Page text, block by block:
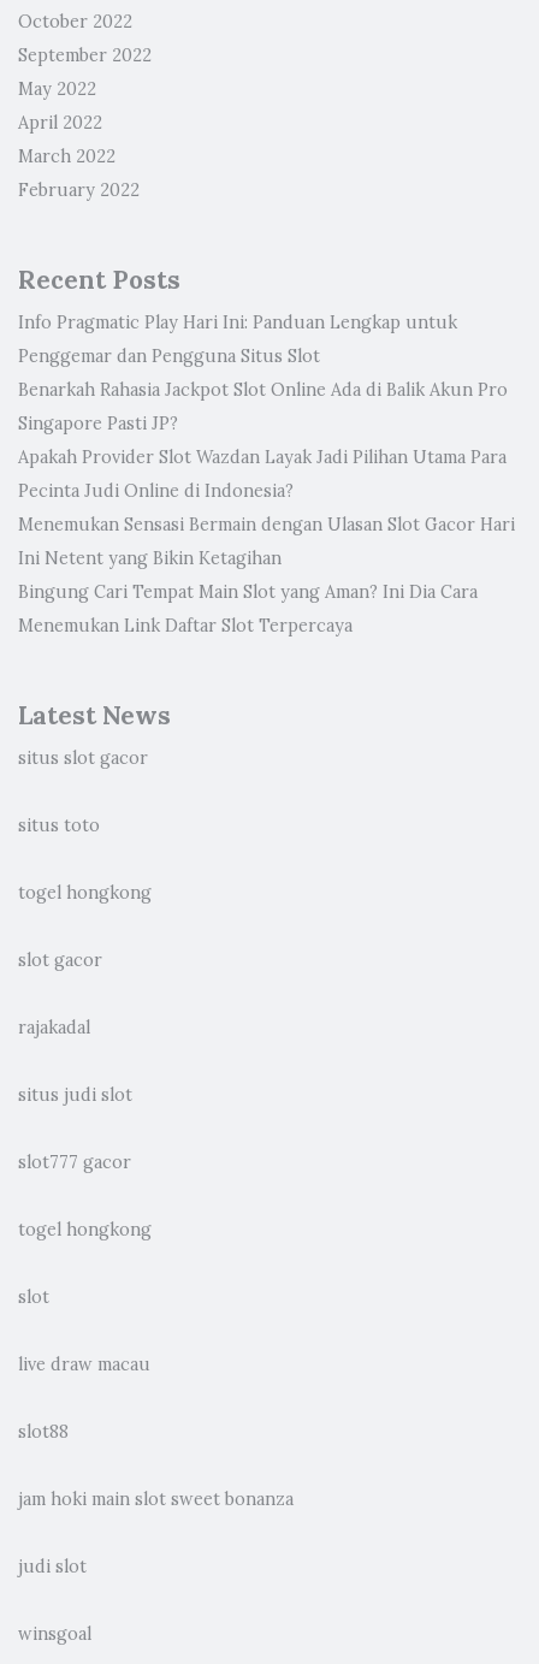
October 2022
September 2022
May 2022
April 2022
March 2022
February 2022
Recent Posts
Info Pragmatic Play Hari Ini: Panduan Lengkap untuk
Penggemar dan Pengguna Situs Slot
Benarkah Rahasia Jackpot Slot Online Ada di Balik Akun Pro
Singapore Pasti JP?
Apakah Provider Slot Wazdan Layak Jadi Pilihan Utama Para
Pecinta Judi Online di Indonesia?
Menemukan Sensasi Bermain dengan Ulasan Slot Gacor Hari
Ini Netent yang Bikin Ketagihan
Bingung Cari Tempat Main Slot yang Aman? Ini Dia Cara
Menemukan Link Daftar Slot Terpercaya
Latest News
situs slot gacor
situs toto
togel hongkong
slot gacor
rajakadal
situs judi slot
slot777 gacor
togel hongkong
slot
live draw macau
slot88
jam hoki main slot sweet bonanza
judi slot
winsgoal